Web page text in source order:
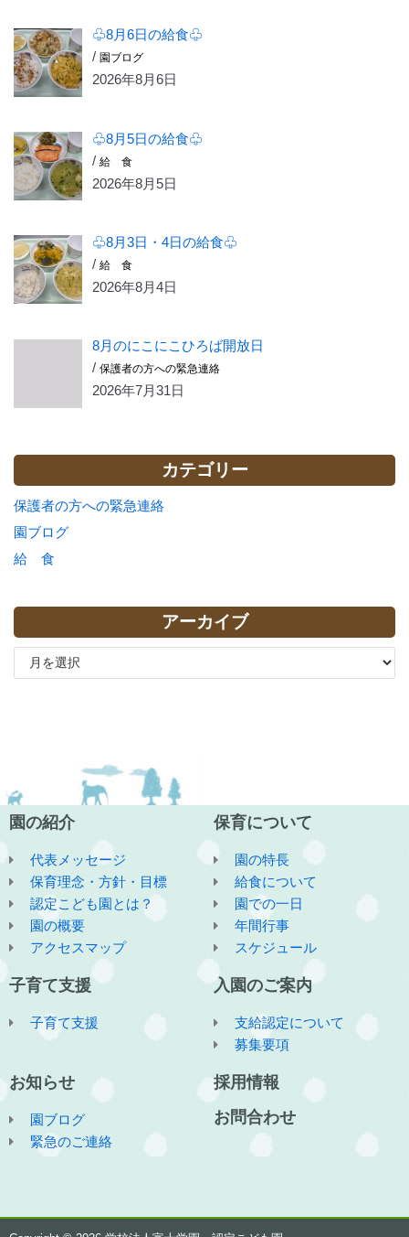
♧8月6日の給食♧
/園ブログ
2026年8月6日
♧8月5日の給食♧
/給 食
2026年8月5日
♧8月3日・4日の給食♧
/給 食
2026年8月4日
8月のにこにこひろば開放日
/保護者の方への緊急連絡
2026年7月31日
カテゴリー
保護者の方への緊急連絡
園ブログ
給 食
アーカイブ
園の紹介
代表メッセージ
保育理念・方針・目標
認定こども園とは？
園の概要
アクセスマップ
保育について
園の特長
給食について
園での一日
年間行事
スケジュール
子育て支援
子育て支援
入園のご案内
支給認定について
募集要項
お知らせ
園ブログ
緊急のご連絡
採用情報
お問合わせ